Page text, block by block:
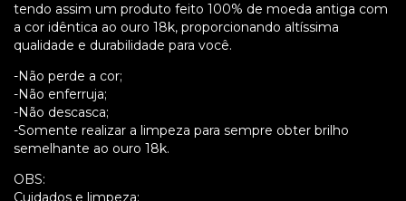
tendo assim um produto feito 100% de moeda antiga com
a cor idêntica ao ouro 18k, proporcionando altíssima
qualidade e durabilidade para você.
-Não perde a cor;
-Não enferruja;
-Não descasca;
-Somente realizar a limpeza para sempre obter brilho
semelhante ao ouro 18k.
OBS:
Cuidados e limpeza;